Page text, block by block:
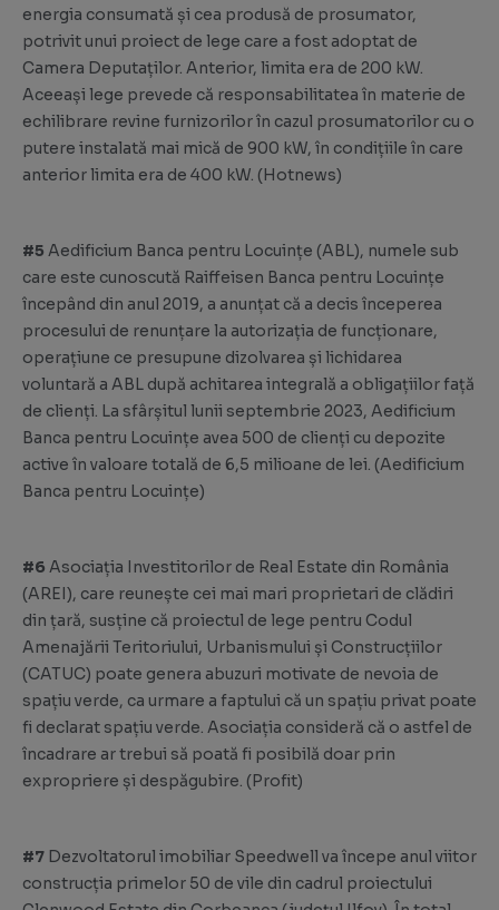
energia consumată și cea produsă de prosumator,
potrivit unui proiect de lege care a fost adoptat de
Camera Deputaților. Anterior, limita era de 200 kW.
Aceeași lege prevede că responsabilitatea în materie de
echilibrare revine furnizorilor în cazul prosumatorilor cu o
putere instalată mai mică de 900 kW, în condițiile în care
anterior limita era de 400 kW. (Hotnews)
#5 Aedificium Banca pentru Locuințe (ABL), numele sub
care este cunoscută Raiffeisen Banca pentru Locuințe
începând din anul 2019, a anunțat că a decis începerea
procesului de renunțare la autorizația de funcționare,
operațiune ce presupune dizolvarea și lichidarea
voluntară a ABL după achitarea integrală a obligațiilor față
de clienți. La sfârșitul lunii septembrie 2023, Aedificium
Banca pentru Locuințe avea 500 de clienți cu depozite
active în valoare totală de 6,5 milioane de lei. (Aedificium
Banca pentru Locuințe)
#6 Asociația Investitorilor de Real Estate din România
(AREI), care reunește cei mai mari proprietari de clădiri
din țară, susține că proiectul de lege pentru Codul
Amenajării Teritoriului, Urbanismului și Construcțiilor
(CATUC) poate genera abuzuri motivate de nevoia de
spațiu verde, ca urmare a faptului că un spațiu privat poate
fi declarat spațiu verde. Asociația consideră că o astfel de
încadrare ar trebui să poată fi posibilă doar prin
expropriere și despăgubire. (Profit)
#7 Dezvoltatorul imobiliar Speedwell va începe anul viitor
construcția primelor 50 de vile din cadrul proiectului